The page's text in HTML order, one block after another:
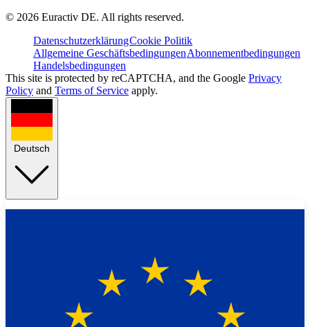
© 2026 Euractiv DE. All rights reserved.
DatenschutzerklärungCookie Politik
Allgemeine GeschäftsbedingungenAbonnementbedingungen
Handelsbedingungen
This site is protected by reCAPTCHA, and the Google Privacy
Policy and Terms of Service apply.
Deutsch